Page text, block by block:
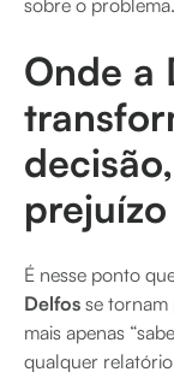
sobre o problema.
Onde a
prejuízo
É nesse ponto
Delfos se tornam
mais apenas
qualquer